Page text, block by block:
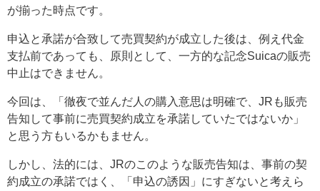
が揃った時点です。
申込と承諾が合致して売買契約が成立した後は、例え代金
支払前であっても、原則として、一方的な記念Suicaの販売
中止はできません。
今回は、「徹夜で並んだ人の購入意思は明確で、JRも販売
告知して事前に売買契約成立を承諾していたではないか」
と思う方もいるかもません。
しかし、法的には、JRのこのような販売告知は、事前の契
約成立の承諾ではく、「申込の誘因」にすぎないと考えら